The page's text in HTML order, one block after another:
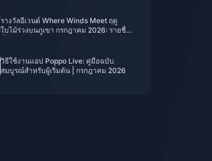
รางวัลอีเวนต์ Where Winds Meet ฤดู
ใบไม้ร่วงบนภูเขา กรกฎาคม 2026: รายชื่อ
วิธีใช้งานแอป Poppo Live: คู่มือฉบับ
สมบูรณ์สำหรับผู้เริ่มต้น | กรกฎาคม 2026